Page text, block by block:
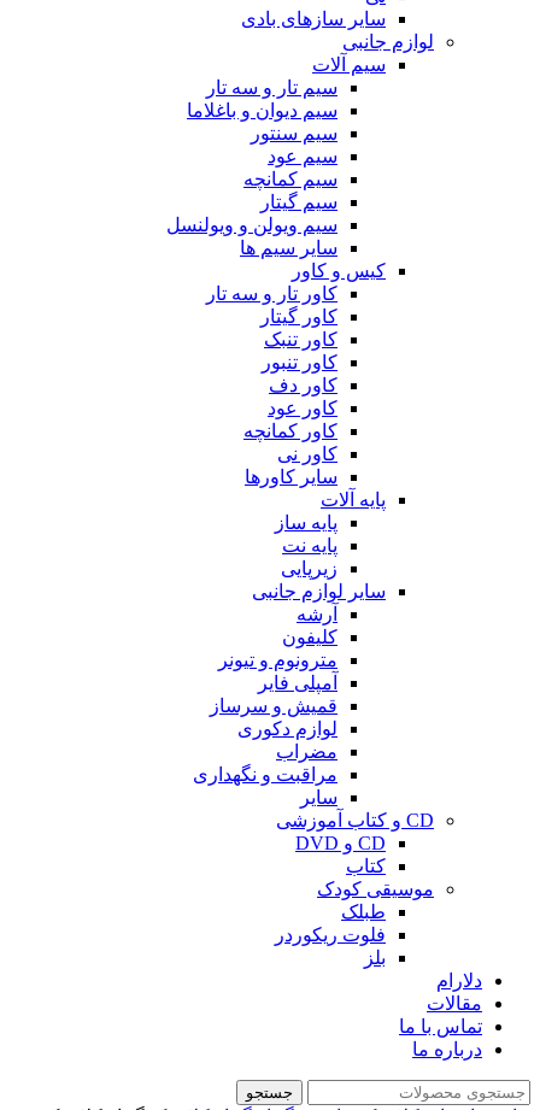
سایر سازهای بادی
لوازم جانبی
سیم آلات
سیم تار و سه تار
سیم دیوان و باغلاما
سیم سنتور
سیم عود
سیم کمانچه
سیم گیتار
سیم ویولن و ویولنسل
سایر سیم ها
کیس و کاور
کاور تار و سه تار
کاور گیتار
کاور تنبک
کاور تنبور
کاور دف
کاور عود
کاور کمانچه
کاور نی
سایر کاورها
پایه آلات
پایه ساز
پایه نت
زیرپایی
سایر لوازم جانبی
آرشه
کلیفون
مترونوم و تیونر
آمپلی فایر
قمیش و سرساز
لوازم دکوری
مضراب
مراقبت و نگهداری
سایر
CD و کتاب آموزشی
CD و DVD
کتاب
موسیقی کودک
طبلک
فلوت ریکوردر
بلز
دلارام
مقالات
تماس با ما
درباره ما
جستجو